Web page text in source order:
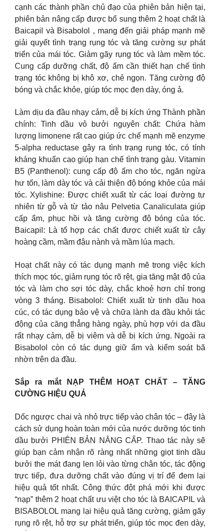
cạnh các thành phần chủ đạo của phiên bản hiện tại,
phiên bản nâng cấp được bổ sung thêm 2 hoạt chất là
Baicapil và Bisabolol , mang đến giải pháp mạnh mẽ
giải quyết tình trạng rụng tóc và tăng cường sự phát
triển của mái tóc. Giảm gãy rụng tóc và làm mềm tóc.
Cung cấp dưỡng chất, độ ẩm cần thiết hạn chế tình
trạng tóc không bị khô xơ, chẻ ngọn. Tăng cường độ
bóng và chắc khỏe, giúp tóc mọc đen dày, óng ả.
Làm dịu da đầu nhạy cảm, dễ bị kích ứng Thành phần
chính: Tinh dầu vỏ bưởi nguyên chất: Chứa hàm
lượng limonene rất cao giúp ức chế mạnh mẽ enzyme
5-alpha reductase gây ra tình trạng rụng tóc, có tính
kháng khuẩn cao giúp hạn chế tình trạng gàu. Vitamin
B5 (Panthenol): cung cấp độ ẩm cho tóc, ngăn ngừa
hư tổn, làm dày tóc và cải thiện độ bóng khỏe của mái
tóc. Xylishine: Được chiết xuất từ các loại đường tự
nhiên từ gỗ và từ tảo nâu Pelvetia Canaliculata giúp
cấp ẩm, phục hồi và tăng cường độ bóng của tóc.
Baicapil: Là tổ hợp các chất được chiết xuất từ cây
hoàng cầm, mầm đậu nành và mầm lúa mạch.
Hoạt chất này có tác dụng mạnh mẽ trong việc kích
thích mọc tóc, giảm rụng tóc rõ rệt, gia tăng mật độ của
tóc và làm cho sợi tóc dày, chắc khoẻ hơn chỉ trong
vòng 3 tháng. Bisabolol: Chiết xuất từ tinh dầu hoa
cúc, có tác dụng bảo vệ và chữa lành da đầu khỏi tác
động của căng thẳng hàng ngày, phù hợp với da đầu
rất nhạy cảm, dễ bị viêm và dễ bị kích ứng. Ngoài ra
Bisabolol còn có tác dụng giữ ẩm và kiểm soát bã
nhờn trên da đầu.
Sắp ra mắt NẠP THÊM HOẠT CHẤT – TĂNG
CƯỜNG HIỆU QUẢ
Dốc ngược chai và nhỏ trực tiếp vào chân tóc – đây là
cách sử dụng hoàn toàn mới của nước dưỡng tóc tinh
dầu bưởi PHIÊN BẢN NÂNG CẤP. Thao tác này sẽ
giúp bạn cảm nhận rõ ràng nhất những giọt tinh dầu
bưởi the mát đang len lỏi vào từng chân tóc, tác động
trực tiếp, đưa dưỡng chất vào đúng vị trí để đem lại
hiệu quả tốt nhất. Công thức đột phá mới khi được
“nạp” thêm 2 hoạt chất ưu việt cho tóc là BAICAPIL và
BISABOLOL mang lại hiệu quả tăng cường, giảm gãy
rụng rõ rệt, hỗ trợ sự phát triển, giúp tóc mọc đen dày,